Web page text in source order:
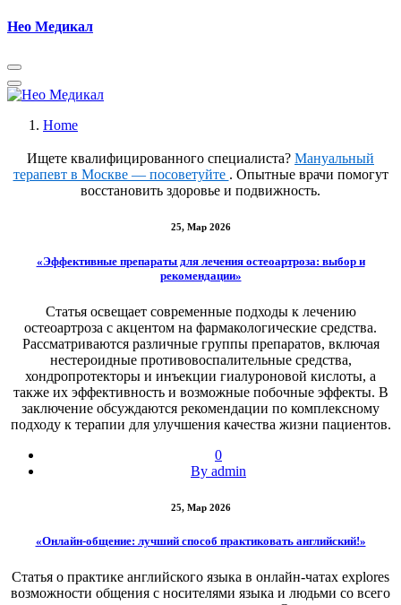
Skip
Нео Медикал
Home
Ищете квалифицированного специалиста? Мануальный
терапевт в Москве — посоветуйте . Опытные врачи помогут
восстановить здоровье и подвижность.
25, Мар 2026
«Эффективные препараты для лечения остеоартроза: выбор и
рекомендации»
Статья освещает современные подходы к лечению
остеоартроза с акцентом на фармакологические средства.
Рассматриваются различные группы препаратов, включая
нестероидные противовоспалительные средства,
хондропротекторы и инъекции гиалуроновой кислоты, а
также их эффективность и возможные побочные эффекты. В
заключение обсуждаются рекомендации по комплексному
подходу к терапии для улучшения качества жизни пациентов.
0
By admin
25, Мар 2026
«Онлайн-общение: лучший способ практиковать английский!»
Статья о практике английского языка в онлайн-чатах explores
возможности общения с носителями языка и людьми со всего